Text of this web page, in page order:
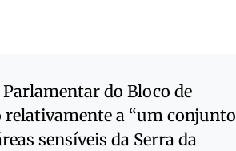
do Bloco de
relativamente a “um conjunto
sensíveis da Serra da